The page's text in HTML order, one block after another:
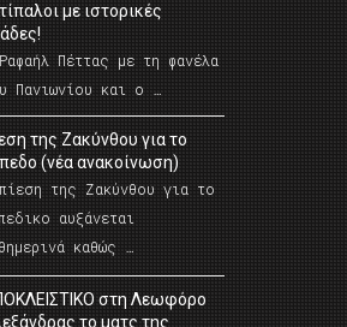
με ιστορικές
Πέττας με τη φανέλα
Πανιωνίου και ο …
της Ζακύνθου για το
(νέα ανακοίνωση)
της Ζακύνθου για το
αυξάνεται
καθώς …
στη Λεωφόρο
το ματς της